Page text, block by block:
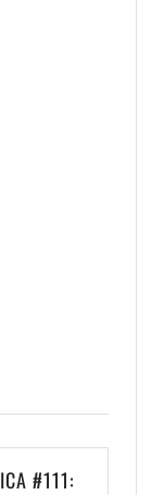
#111: